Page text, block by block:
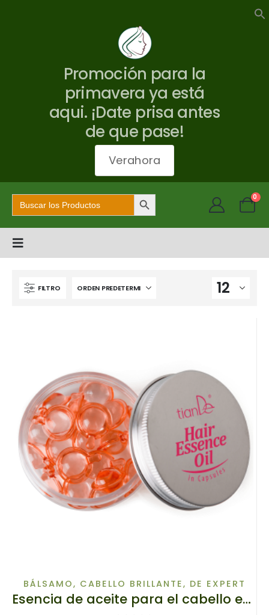
Promoción para la
primavera ya está
aqui. ¡Date prisa antes
de que pase!
Verahora
Buscar: Botón de búsqueda 0
FILTRO
BÁLSAMO, CABELLO BRILLANTE, DE EXPERT
Esencia de aceite para el cabello en cápsulas, 20155 TianDe, 20 uds x 1 g, Efecto laminación